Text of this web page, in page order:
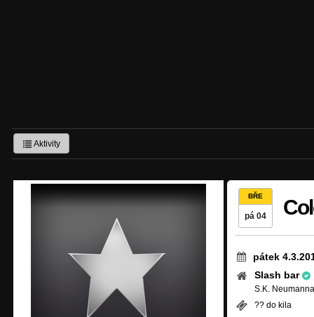
Aktivity
BŘE
pá 04
pátek
Slash bar
S.K.
?? do kila